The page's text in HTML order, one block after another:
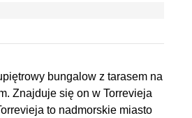
bungalow z tarasem na
Znajduje się on w Torrevieja
to nadmorskie miasto